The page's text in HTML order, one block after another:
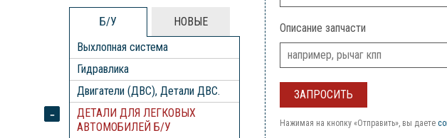
Б/У
НОВЫЕ
Выхлопная система
Гидравлика
Двигатели (ДВС), Детали ДВС.
ДЕТАЛИ ДЛЯ ЛЕГКОВЫХ
АВТОМОБИЛЕЙ Б/У
Описание запчасти
Нажимая на кнопку «Отправить», вы даете